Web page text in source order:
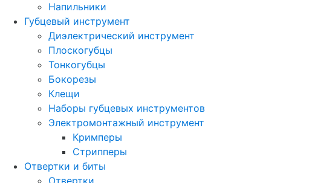
Напильники
Губцевый инструмент
Диэлектрический инструмент
Плоскогубцы
Тонкогубцы
Бокорезы
Клещи
Наборы губцевых инструментов
Электромонтажный инструмент
Кримперы
Стрипперы
Отвертки и биты
Отвертки